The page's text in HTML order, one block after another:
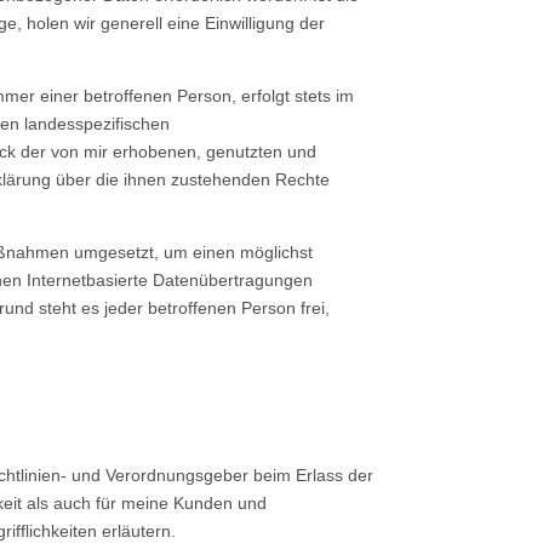
holen wir generell eine Einwilligung der
einer betroffenen Person, erfolgt stets im
landesspezifischen
der von mir erhobenen, genutzten und
über die ihnen zustehenden Rechte
umgesetzt, um einen möglichst
Internetbasierte Datenübertragungen
steht es jeder betroffenen Person frei,
und Verordnungsgeber beim Erlass der
als auch für meine Kunden und
erläutern.